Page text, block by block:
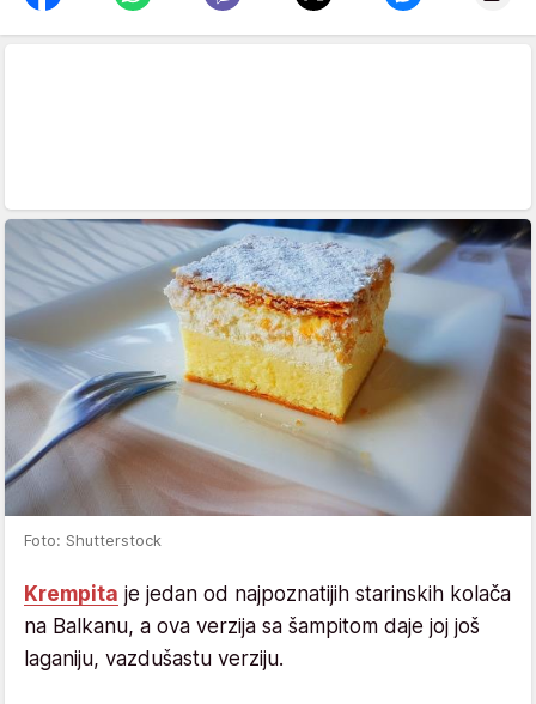
Foto: Shutterstock
Krempita je jedan od najpoznatijih starinskih kolača
na Balkanu, a ova verzija sa šampitom daje joj još
laganiju, vazdušastu verziju.